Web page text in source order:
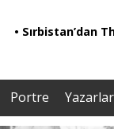
• Sırbistan’dan
Portre Yazarlar